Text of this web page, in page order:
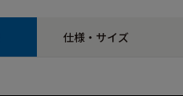
仕様・サイズ